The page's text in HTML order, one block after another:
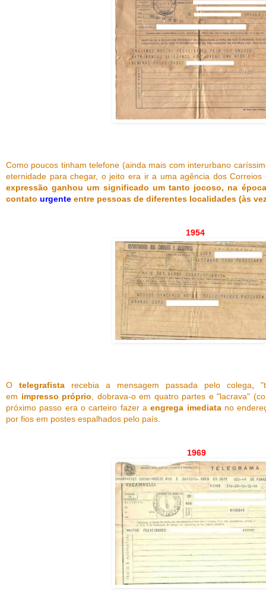
Como poucos tinham telefone (ainda mais com interurbano
eternidade para chegar, o jeito era ir a uma agência dos
expressão ganhou um significado um tanto jocoso, na
contato urgente entre pessoas de diferentes localidades (às
1954
O telegrafistarecebia a mensagem passada pelo colega
em impresso próprio , dobrava-o em quatro partes e "lacrava"
próximo passo era o carteiro fazer aengrega imediatano
por fios em postes espalhados pelo país.
1969